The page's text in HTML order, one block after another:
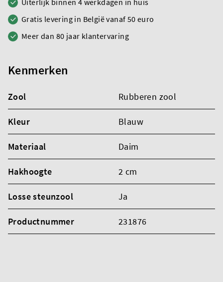
Gratis levering in België vanaf 50 euro
Meer dan 80 jaar klantervaring
Kenmerken
Zool Rubberen zool
Kleur Blauw
Materiaal Daim
Hakhoogte 2 cm
Losse steunzool Ja
Productnummer 231876